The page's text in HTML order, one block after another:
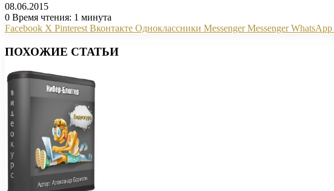
08.06.2015
0 Время чтения: 1 минута
Facebook X Pinterest Вконтакте Одноклассники Messenger Messenger WhatsApp
ПОХОЖИЕ СТАТЬИ